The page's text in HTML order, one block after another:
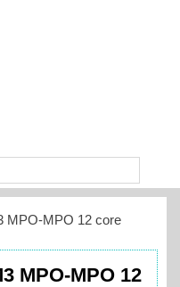
MPO-MPO 12 core
MPO-MPO 12